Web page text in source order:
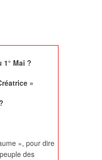
1° Mai ?
»
», pour dire
des